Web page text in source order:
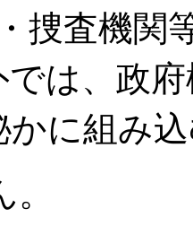
捜査機関
では、政
に組み